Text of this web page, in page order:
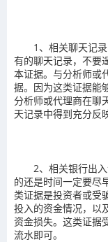
1、相关聊天记录
有的聊天记录，不要
本证据。与分析师或
据。因为这类证据能
分析师或代理商在聊
天记录中得到充分反
2、相关银行出入
的还是时间一定要尽
类证据是投资者或受
投入的资金情况，以
资金损失。这类证据
流水即可。